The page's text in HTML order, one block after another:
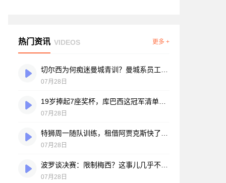
热门资讯 VIDEOS 更多 +
07月28日
07月28日
07月28日
07月28日